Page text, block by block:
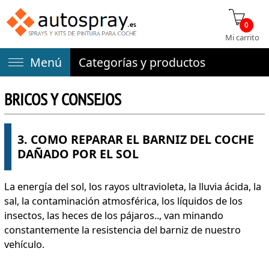
0
Mi carrito
Menú Categorías y productos
BRICOS Y CONSEJOS
3. COMO REPARAR EL BARNIZ DEL COCHE
DAÑADO POR EL SOL
La energía del sol, los rayos ultravioleta, la lluvia ácida, la
sal, la contaminación atmosférica, los líquidos de los
insectos, las heces de los pájaros.., van minando
constantemente la resistencia del barniz de nuestro
vehículo.